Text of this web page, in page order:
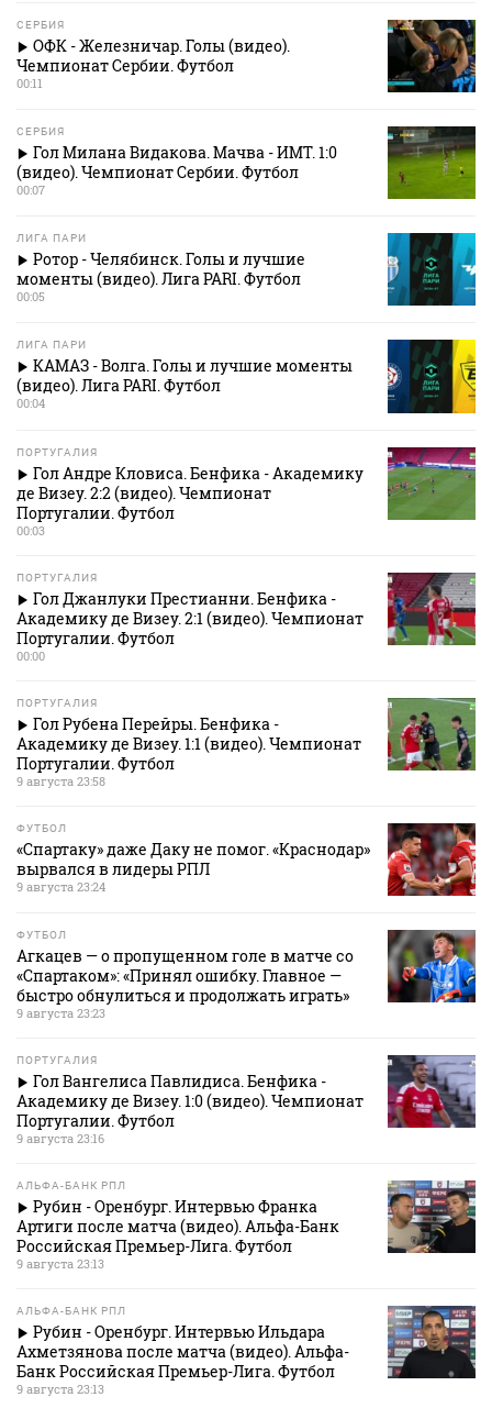
СЕРБИЯ
ОФК - Железничар. Голы (видео).
Чемпионат Сербии. Футбол
00:11
СЕРБИЯ
Гол Милана Видакова. Мачва - ИМТ. 1:0
(видео). Чемпионат Сербии. Футбол
00:07
ЛИГА ПАРИ
Ротор - Челябинск. Голы и лучшие
моменты (видео). Лига PARI. Футбол
00:05
ЛИГА ПАРИ
КАМАЗ - Волга. Голы и лучшие моменты
(видео). Лига PARI. Футбол
00:04
ПОРТУГАЛИЯ
Гол Андре Кловиса. Бенфика - Академику
де Визеу. 2:2 (видео). Чемпионат
Португалии. Футбол
00:03
ПОРТУГАЛИЯ
Гол Джанлуки Престианни. Бенфика -
Академику де Визеу. 2:1 (видео). Чемпионат
Португалии. Футбол
00:00
ПОРТУГАЛИЯ
Гол Рубена Перейры. Бенфика -
Академику де Визеу. 1:1 (видео). Чемпионат
Португалии. Футбол
9 августа 23:58
ФУТБОЛ
«Спартаку» даже Даку не помог. «Краснодар»
вырвался в лидеры РПЛ
9 августа 23:24
ФУТБОЛ
Агкацев — о пропущенном голе в матче со
«Спартаком»: «Принял ошибку. Главное —
быстро обнулиться и продолжать играть»
9 августа 23:23
ПОРТУГАЛИЯ
Гол Вангелиса Павлидиса. Бенфика -
Академику де Визеу. 1:0 (видео). Чемпионат
Португалии. Футбол
9 августа 23:16
АЛЬФА-БАНК РПЛ
Рубин - Оренбург. Интервью Франка
Артиги после матча (видео). Альфа-Банк
Российская Премьер-Лига. Футбол
9 августа 23:13
АЛЬФА-БАНК РПЛ
Рубин - Оренбург. Интервью Ильдара
Ахметзянова после матча (видео). Альфа-
Банк Российская Премьер-Лига. Футбол
9 августа 23:13